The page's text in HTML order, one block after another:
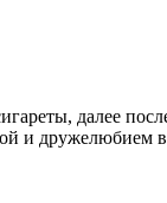
далее
и дружелюбием